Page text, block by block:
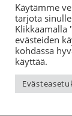
Käytämme
tarjota
Klikkaamalla
evästeiden
kohdassa
käyttää.